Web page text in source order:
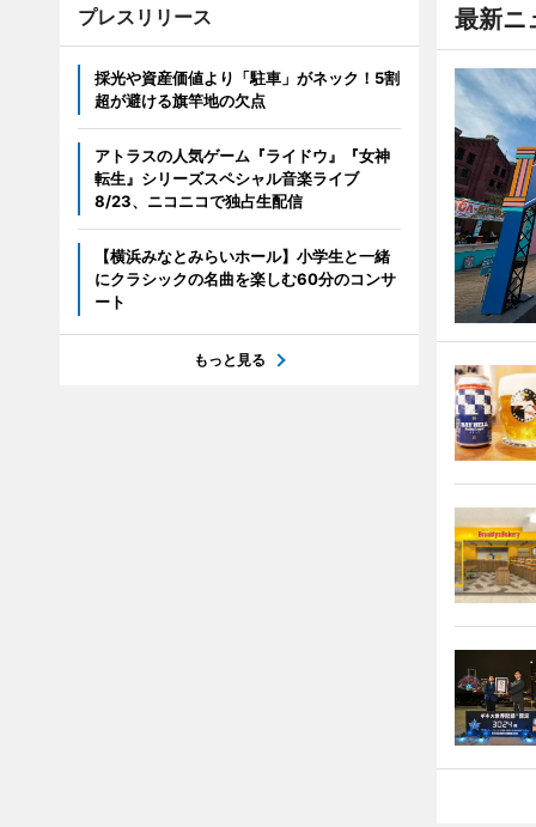
最新ニ
プレスリリース
採光や資産価値より「駐車」がネック！5割
超が避ける旗竿地の欠点
アトラスの人気ゲーム『ライドウ』『女神
転生』シリーズスペシャル音楽ライブ
8/23、ニコニコで独占生配信
【横浜みなとみらいホール】小学生と一緒
にクラシックの名曲を楽しむ60分のコンサ
ート
もっと見る